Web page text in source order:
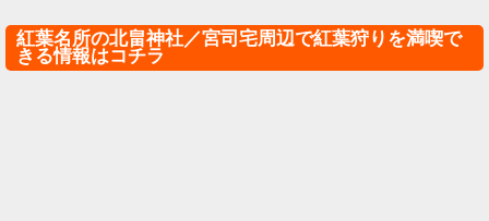
紅葉名所の北畠神社／宮司宅周辺で紅葉狩りを満喫で
きる情報はコチラ